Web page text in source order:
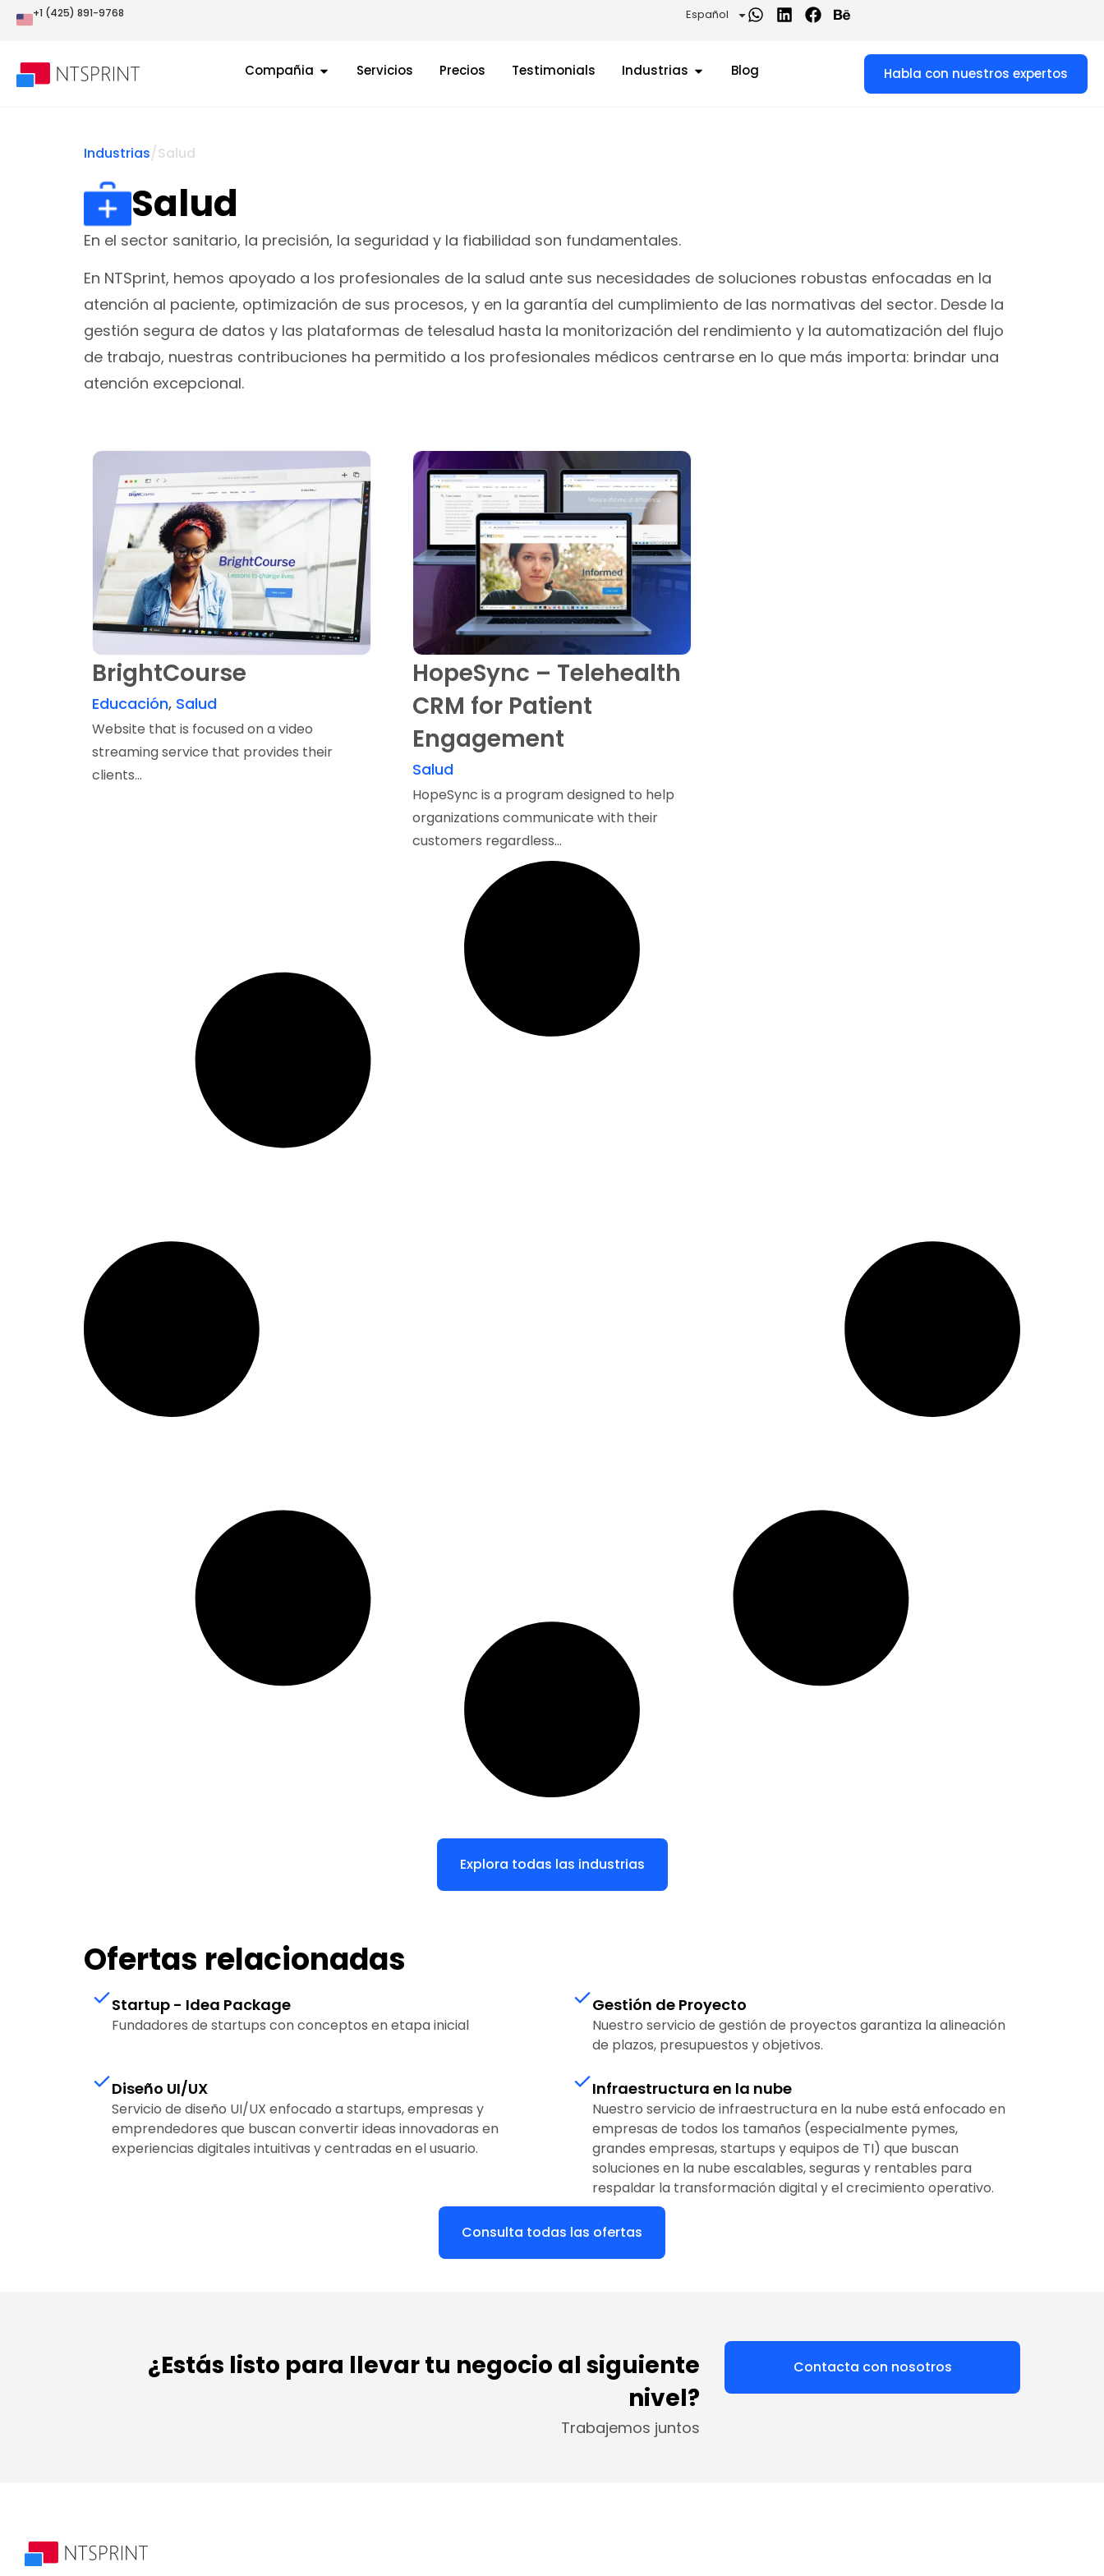
+1 (425) 891-9768 Español
Compañia Servicios Precios Testimonials Industrias Blog Habla con nuestros expertos
Industrias/Salud
Salud
En el sector sanitario, la precisión, la seguridad y la fiabilidad son fundamentales.
En NTSprint, hemos apoyado a los profesionales de la salud ante sus necesidades de soluciones robustas enfocadas en la
atención al paciente, optimización de sus procesos, y en la garantía del cumplimiento de las normativas del sector. Desde la
gestión segura de datos y las plataformas de telesalud hasta la monitorización del rendimiento y la automatización del flujo
de trabajo, nuestras contribuciones ha permitido a los profesionales médicos centrarse en lo que más importa: brindar una
atención excepcional.
BrightCourse
Educación, Salud
Website that is focused on a video
streaming service that provides their
clients...
HopeSync – Telehealth
CRM for Patient
Engagement
Salud
HopeSync is a program designed to help
organizations communicate with their
customers regardless...
Explora todas las industrias
Ofertas relacionadas
Startup - Idea Package
Fundadores de startups con conceptos en etapa inicial
Gestión de Proyecto
Nuestro servicio de gestión de proyectos garantiza la alineación
de plazos, presupuestos y objetivos.
Diseño UI/UX
Servicio de diseño UI/UX enfocado a startups, empresas y
emprendedores que buscan convertir ideas innovadoras en
experiencias digitales intuitivas y centradas en el usuario.
Infraestructura en la nube
Nuestro servicio de infraestructura en la nube está enfocado en
empresas de todos los tamaños (especialmente pymes,
grandes empresas, startups y equipos de TI) que buscan
soluciones en la nube escalables, seguras y rentables para
respaldar la transformación digital y el crecimiento operativo.
Consulta todas las ofertas
Contacta con nosotros
¿Estás listo para llevar tu negocio al siguiente
nivel?
Trabajemos juntos